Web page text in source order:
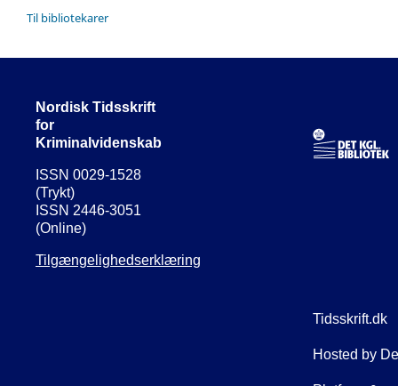
Til bibliotekarer
Nordisk Tidsskrift
for
Kriminalvidenskab
ISSN 0029-1528
(Trykt)
ISSN 2446-3051
(Online)
Tilgængelighedserklæring